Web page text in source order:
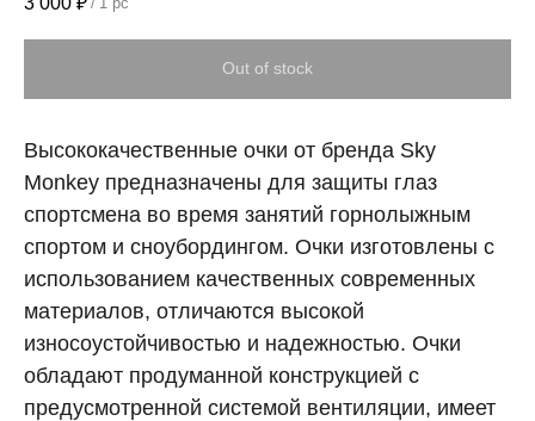
Out of stock
Высококачественные очки от бренда Sky
Monkey предназначены для защиты глаз
спортсмена во время занятий горнолыжным
спортом и сноубордингом. Очки изготовлены с
использованием качественных современных
материалов, отличаются высокой
износоустойчивостью и надежностью. Очки
обладают продуманной конструкцией с
предусмотренной системой вентиляции, имеет